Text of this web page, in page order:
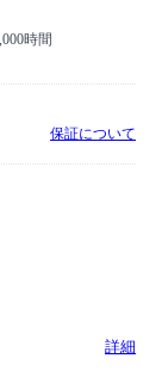
時間
保証について
詳細